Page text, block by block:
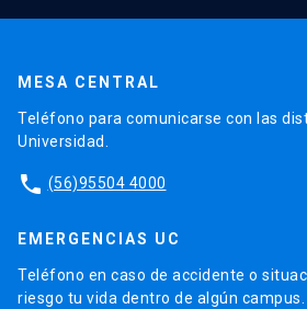
MESA CENTRAL
Teléfono para comunicarse con las
Universidad.
phone (56)95504 4000
EMERGENCIAS UC
Teléfono en caso de accidente o
riesgo tu vida dentro de algún campus.